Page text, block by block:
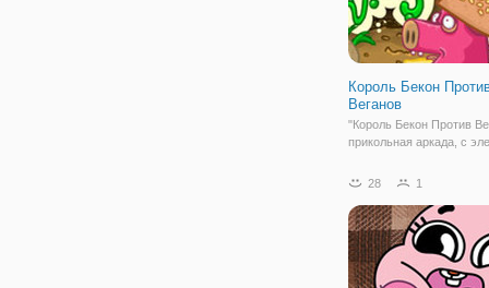
Король Бекон
Веганов
"Король Бекон Против
прикольная аркада, с
Здесь вы окажетесь в
разделились на два
любят мясо, а веганы
28 1